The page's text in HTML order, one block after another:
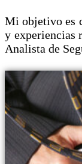
Mi objetivo es
y experiencias
Analista de